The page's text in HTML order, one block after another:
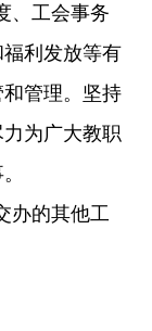
、工会事务
利发放等有
管理。 坚持
为广大教职
办的其他工